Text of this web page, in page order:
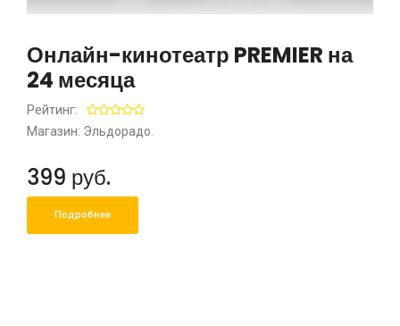
Онлайн-кинотеатр PREMIER на
24 месяца
Рейтинг:
Магазин: Эльдорадо.
399 руб.
Подробнее